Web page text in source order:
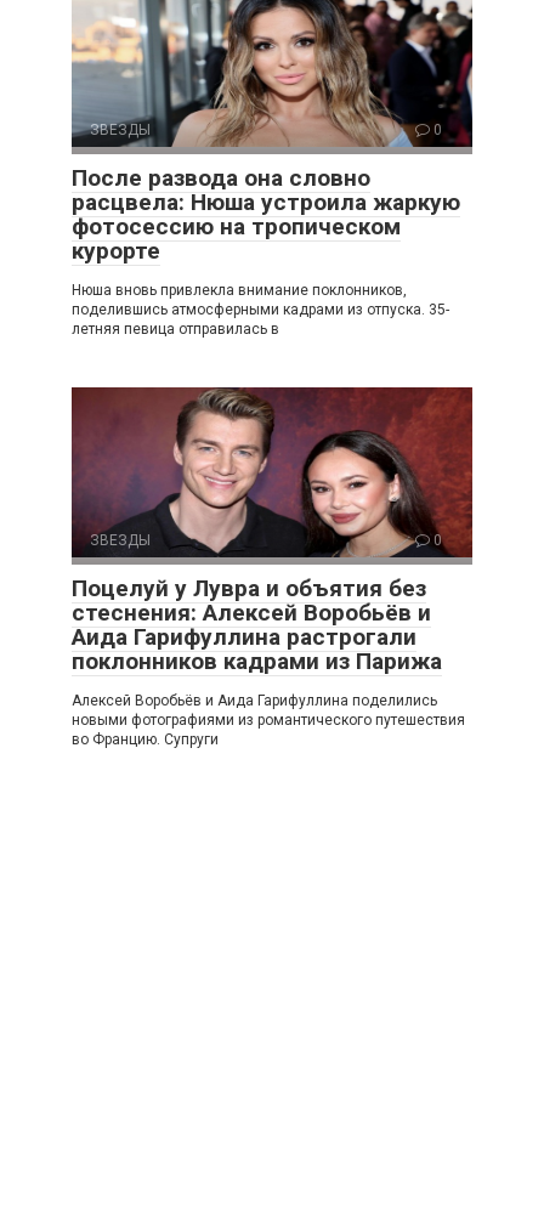
ЗВЕЗДЫ 0
После развода она словно
расцвела: Нюша устроила жаркую
фотосессию на тропическом
курорте
Нюша вновь привлекла внимание поклонников,
поделившись атмосферными кадрами из отпуска. 35-
летняя певица отправилась в
ЗВЕЗДЫ 0
Поцелуй у Лувра и объятия без
стеснения: Алексей Воробьёв и
Аида Гарифуллина растрогали
поклонников кадрами из Парижа
Алексей Воробьёв и Аида Гарифуллина поделились
новыми фотографиями из романтического путешествия
во Францию. Супруги